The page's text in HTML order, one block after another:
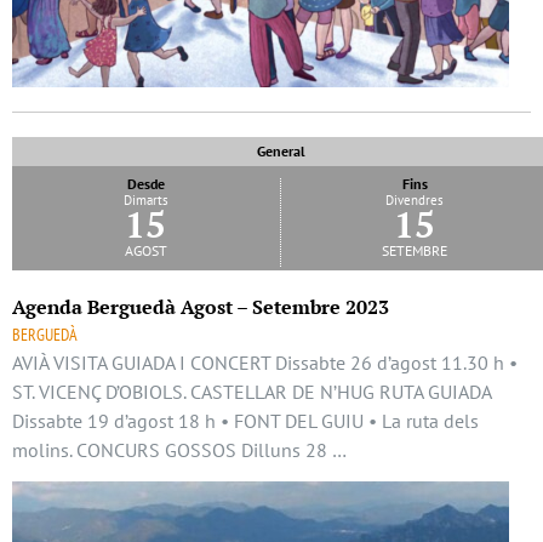
General
Desde
Dimarts
15
agost
Fins
Divendres
15
setembre
Agenda Berguedà Agost – Setembre 2023
BERGUEDÀ
AVIÀ VISITA GUIADA I CONCERT Dissabte 26 d’agost 11.30 h •
ST. VICENÇ D’OBIOLS. CASTELLAR DE N’HUG RUTA GUIADA
Dissabte 19 d’agost 18 h • FONT DEL GUIU • La ruta dels
molins. CONCURS GOSSOS Dilluns 28 …